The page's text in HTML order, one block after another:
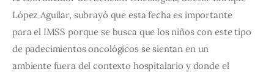
López Aguilar, subrayó que esta fecha es importante
para el IMSS porque se busca que los niños con este tipo
de padecimientos oncológicos se sientan en un
ambiente fuera del contexto hospitalario y donde el